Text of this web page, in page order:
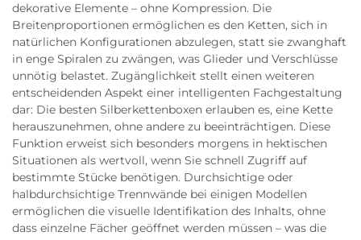
dekorative Elemente – ohne Kompression. Die
Breitenproportionen ermöglichen es den Ketten, sich in
natürlichen Konfigurationen abzulegen, statt sie zwanghaft
in enge Spiralen zu zwängen, was Glieder und Verschlüsse
unnötig belastet. Zugänglichkeit stellt einen weiteren
entscheidenden Aspekt einer intelligenten Fachgestaltung
dar: Die besten Silberkettenboxen erlauben es, eine Kette
herauszunehmen, ohne andere zu beeinträchtigen. Diese
Funktion erweist sich besonders morgens in hektischen
Situationen als wertvoll, wenn Sie schnell Zugriff auf
bestimmte Stücke benötigen. Durchsichtige oder
halbdurchsichtige Trennwände bei einigen Modellen
ermöglichen die visuelle Identifikation des Inhalts, ohne
dass einzelne Fächer geöffnet werden müssen – was die